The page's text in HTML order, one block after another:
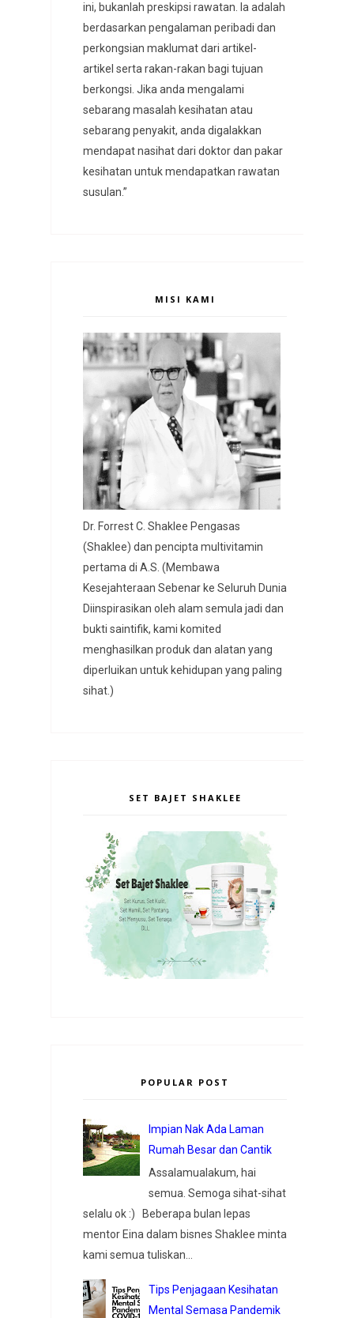
ini, bukanlah preskipsi rawatan. Ia adalah
berdasarkan pengalaman peribadi dan
perkongsian maklumat dari artikel-
artikel serta rakan-rakan bagi tujuan
berkongsi. Jika anda mengalami
sebarang masalah kesihatan atau
sebarang penyakit, anda digalakkan
mendapat nasihat dari doktor dan pakar
kesihatan untuk mendapatkan rawatan
susulan.”
MISI KAMI
Dr. Forrest C. Shaklee Pengasas
(Shaklee) dan pencipta multivitamin
pertama di A.S. (Membawa
Kesejahteraan Sebenar ke Seluruh Dunia
Diinspirasikan oleh alam semula jadi dan
bukti saintifik, kami komited
menghasilkan produk dan alatan yang
diperluikan untuk kehidupan yang paling
sihat.)
SET BAJET SHAKLEE
POPULAR POST
Impian Nak Ada Laman
Rumah Besar dan Cantik
Assalamualakum, hai
semua. Semoga sihat-sihat
selalu ok :) Beberapa bulan lepas
mentor Eina dalam bisnes Shaklee minta
kami semua tuliskan...
Tips Penjagaan Kesihatan
Mental Semasa Pandemik